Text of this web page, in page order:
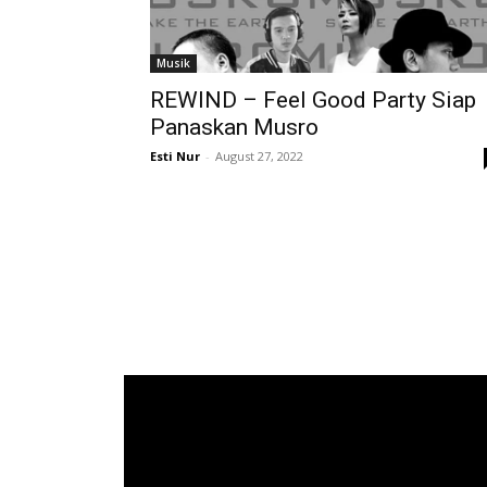
Musik
REWIND – Feel Good Party Siap
Panaskan Musro
Esti Nur - August 27, 2022